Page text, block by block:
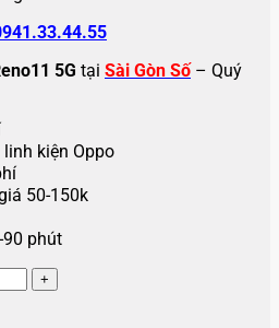
5G tại Sài Gòn Số– Quý
kiện Oppo
50-150k
phút